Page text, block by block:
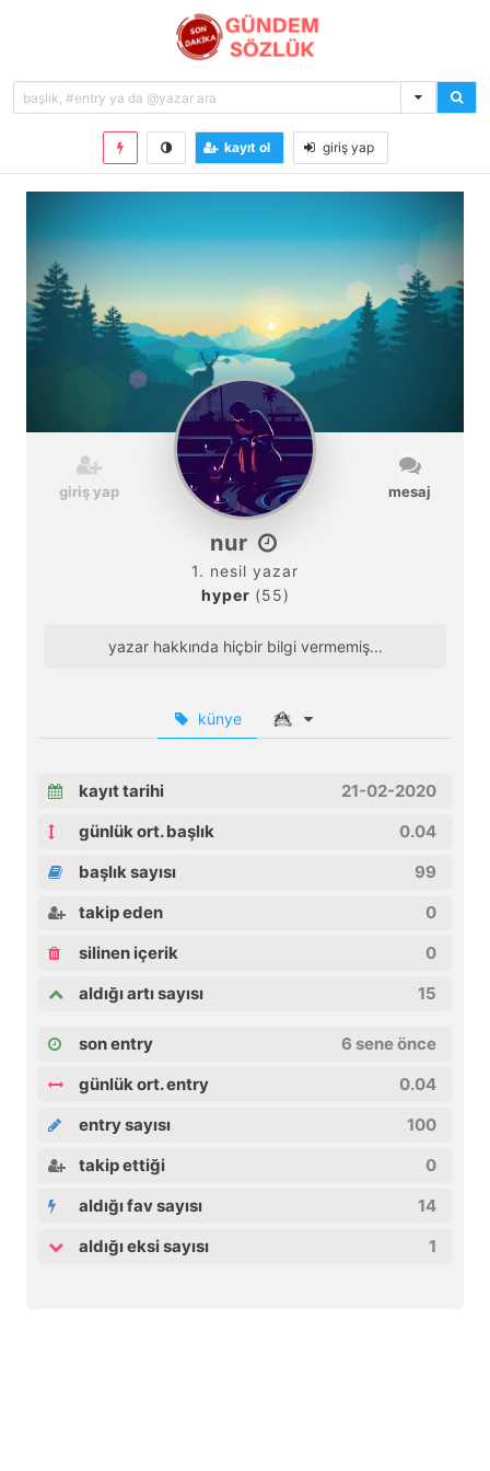
kayıt ol giriş yap
giriş yap mesaj
nur
1. nesil yazar
hyper (55)
yazar hakkında hiçbir bilgi vermemiş...
künye
kayıt tarihi
21-02-2020
günlük ort. başlık
0.04
başlık sayısı
99
takip eden
0
silinen içerik
0
aldığı artı sayısı
15
son entry
6 sene önce
günlük ort. entry
0.04
entry sayısı
100
takip ettiği
0
aldığı fav sayısı
14
aldığı eksi sayısı
1